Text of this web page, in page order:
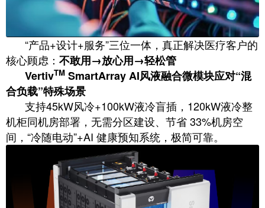
“产品+设计+服务”三位一体，真正解决医疗客户的
核心顾虑： 不敢用→放心用→轻松管
VertivTM SmartArray AI风液融合微模块应对“混
合负载”特殊场景
支持45kW风冷+100kW液冷盲插，120kW液冷整
机柜同机房部署，无需分区建设、节省 33%机房空
间，“冷随电动”+AI 健康预知系统，极简可靠。